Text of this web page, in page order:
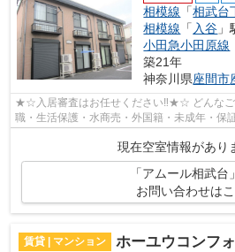
相模線 「相武台
相模線 「 入谷
小田急小田原線
築21年
神奈川県座間市
★☆入居審査はお任せください‼★☆ どんなご
職・生活保護・水商売・外国籍・未成年・保
ット非公開の物件からもお探し致します‼ ...
現在空室情報があり
「アムール相武台
お問い合わせは
賃貸 | マンション ホーユウコンフ